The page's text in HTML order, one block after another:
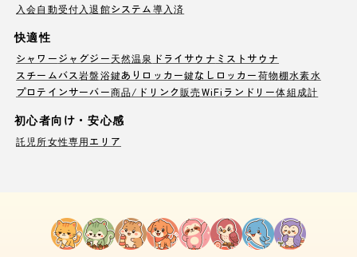
入会自動受付 入退館システム導入済
快適性
シャワージャグジー天然温泉 ドライサウナ ミストサウナ
スチームバス岩盤浴鍵ありロッカー鍵なしロッカー荷物棚水素水
プロテインサーバー商品/ドリンク販売WiFi ランドリー体組成計
初心者向け・安心感
託児所女性専用エリア